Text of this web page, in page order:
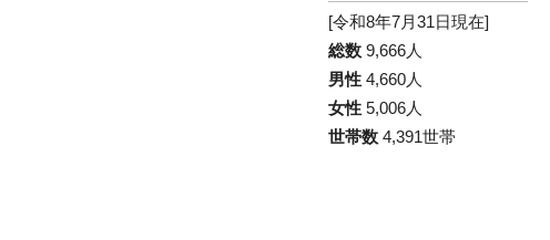
[令和8年7月31日現在]
総数 9,666人
男性 4,660人
女性 5,006人
世帯数 4,391世帯